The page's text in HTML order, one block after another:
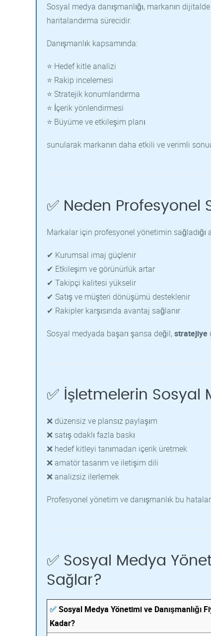
Sosyal medya danışmanlığı, markanın
haritalandırma sürecidir.
Danışmanlık kapsamında:
⭐ Hedef kitle analizi
⭐ Rakip incelemesi
⭐ Stratejik konumlandırma
⭐ İçerik yönlendirmesi
⭐ Büyüme ve etkileşim planı
sunularak markanın daha etkili ve verimli
✅ Neden Profesyonel
Markalar için profesyonel yönetimin sağladığı
✔ Kurumsal imaj güçlenir
✔ Etkileşim ve görünürlük artar
✔ Takipçi kalitesi yükselir
✔ Satış ve müşteri dönüşümü desteklenir
✔ Rakipler karşısında avantaj sağlanır
Sosyal medyada başarı şansa değil, stratejiye
✅ İşletmelerin Sosyal
❌ düzensiz ve plansız paylaşım
❌ satış odaklı fazla baskı
❌ hedef kitleyi tanımadan içerik üretmek
❌ amatör tasarım ve iletişim dili
❌ analizsiz ilerlemek
Profesyonel yönetim ve danışmanlık bu
✅ Sosyal Medya
Sağlar?
✅Sosyal Medya Yönetimi ve Danışmanlığı
Kadar?